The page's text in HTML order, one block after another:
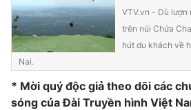
Emagazine
Photo
Video Shorts
VTV.vn - Dù lượn
trên núi Chứa
hút du khách về
Nai.
* Mời quý độc giả theo dõi các
sóng của Đài Truyền hình Việt